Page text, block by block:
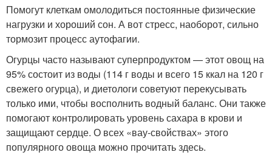
Помогут клеткам омолодиться постоянные физические
нагрузки и хороший сон. А вот стресс, наоборот, сильно
тормозит процесс аутофагии.
Огурцы часто называют суперпродуктом — этот овощ на
95% состоит из воды (114 г воды и всего 15 ккал на 120 г
свежего огурца), и диетологи советуют перекусывать
только ими, чтобы восполнить водный баланс. Они также
помогают контролировать уровень сахара в крови и
защищают сердце. О всех «вау-свойствах» этого
популярного овоща можно прочитать здесь.